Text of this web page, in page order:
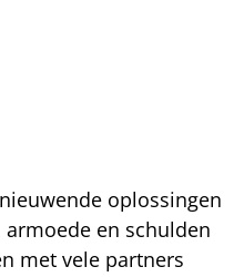
oplossingen
en schulden
met vele partners